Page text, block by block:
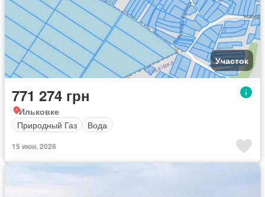
Участок
771 274 грн
Ильковке
Природный Газ
Вода
15 июн. 2026